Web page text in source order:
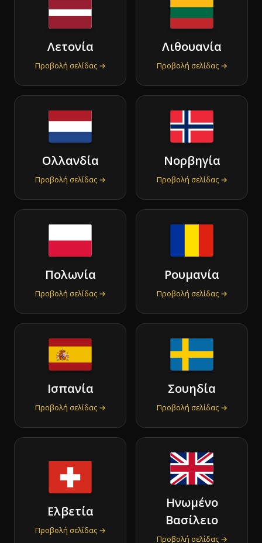
Λετονία
Προβολή σελίδας →
Λιθουανία
Προβολή σελίδας →
Ολλανδία
Προβολή σελίδας →
Νορβηγία
Προβολή σελίδας →
Πολωνία
Προβολή σελίδας →
Ρουμανία
Προβολή σελίδας →
Ισπανία
Προβολή σελίδας →
Σουηδία
Προβολή σελίδας →
Ελβετία
Προβολή σελίδας →
Ηνωμένο
Βασίλειο
Προβολή σελίδας →